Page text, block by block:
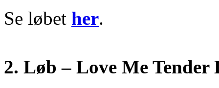
Se løbet her.
2. Løb – Love Me Tender